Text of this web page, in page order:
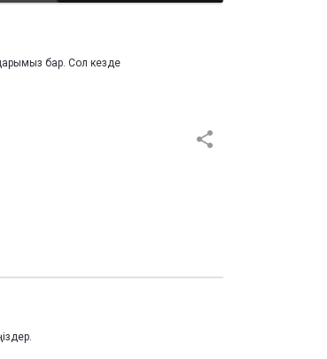
бар. Сол кезде